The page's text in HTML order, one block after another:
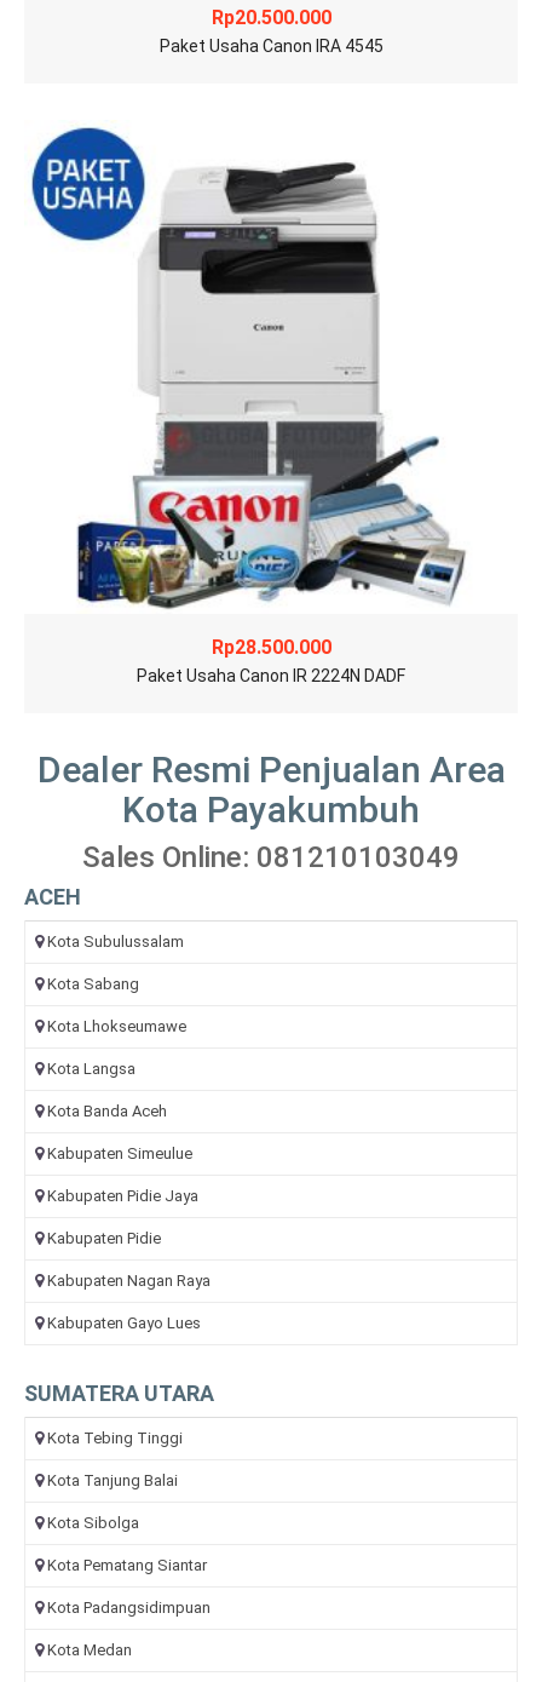
Rp20.500.000
Paket Usaha Canon IRA 4545
Rp28.500.000
Paket Usaha Canon IR 2224N DADF
Dealer Resmi Penjualan Area
Kota Payakumbuh
Sales Online: 081210103049
ACEH
Kota Subulussalam
Kota Sabang
Kota Lhokseumawe
Kota Langsa
Kota Banda Aceh
Kabupaten Simeulue
Kabupaten Pidie Jaya
Kabupaten Pidie
Kabupaten Nagan Raya
Kabupaten Gayo Lues
SUMATERA UTARA
Kota Tebing Tinggi
Kota Tanjung Balai
Kota Sibolga
Kota Pematang Siantar
Kota Padangsidimpuan
Kota Medan